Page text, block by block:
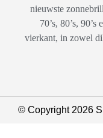
nieuwste
70’s, 80’s,
vierkant, in zowel
© Copyright 2026